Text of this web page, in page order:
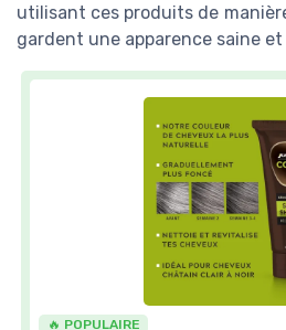
utilisant ces produits de
gardent une apparence saine et
🔥 POPULAIRE